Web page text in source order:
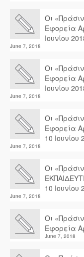
Οι
Εφορεία
Ιουνίου
June 7, 2018
Οι
Εφορεία
Ιουνίου
June 7, 2018
Οι
Εφορεία
10 Ιουνίου
June 7, 2018
Οι
10 Ιουνίου
June 7, 2018
Οι
Εφορεία
June 7, 2018